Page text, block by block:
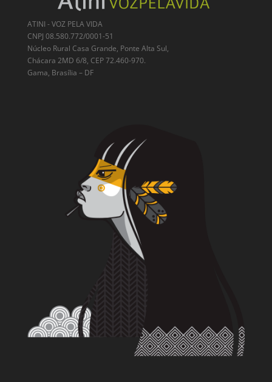
ATINI - VOZ PELA VIDA
CNPJ 08.580.772/0001-51
Núcleo Rural Casa Grande, Ponte Alta Sul,
Chácara 2MD 6/8, CEP 72.460-970.
Gama, Brasília – DF